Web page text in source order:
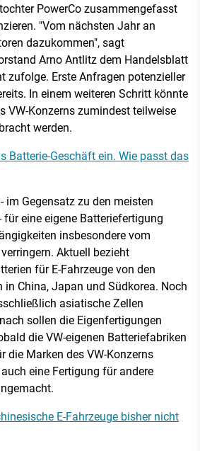
PowerCo zusammengefasst
"Vom nächsten Jahr an
dazukommen", sagt
Arno Antlitz dem Handelsblatt
zufolge. Erste Anfragen potenzieller
In einem weiteren Schritt könnte
VW-Konzerns zumindest teilweise
werden.
Batterie-Geschäft ein. Wie passt das
im Gegensatz zu den meisten
für eine eigene Batteriefertigung
insbesondere vom
Aktuell bezieht
für E-Fahrzeuge von den
in China, Japan und Südkorea. Noch
asiatische Zellen
sollen die Eigenfertigungen
die VW-eigenen Batteriefabriken
die Marken des VW-Konzerns
eine Fertigung für andere
E-Fahrzeuge bisher nicht